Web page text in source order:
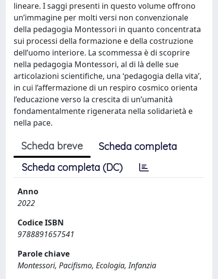
lineare. I saggi presenti in questo volume offrono
un’immagine per molti versi non convenzionale
della pedagogia Montessori in quanto concentrata
sui processi della formazione e della costruzione
dell’uomo interiore. La scommessa è di scoprire
nella pedagogia Montessori, al di là delle sue
articolazioni scientifiche, una ‘pedagogia della vita’,
in cui l’affermazione di un respiro cosmico orienta
l’educazione verso la crescita di un’umanità
fondamentalmente rigenerata nella solidarietà e
nella pace.
Scheda breve
Scheda completa
Scheda completa (DC)
Anno
2022
Codice ISBN
9788891657541
Parole chiave
Montessori, Pacifismo, Ecologia, Infanzia